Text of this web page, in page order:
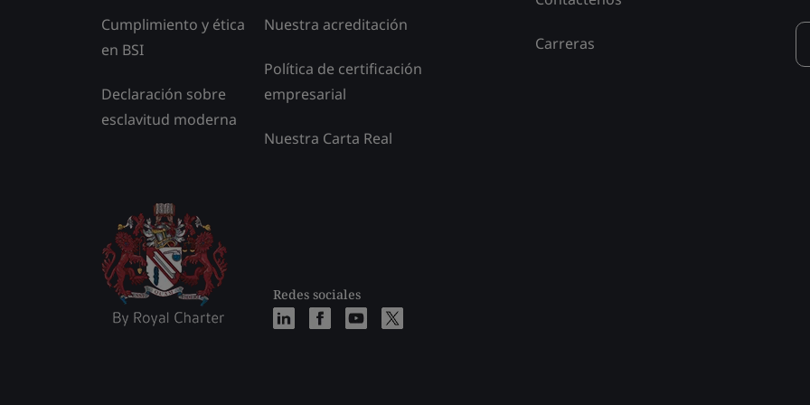
Cumplimiento y ética
en BSI
Declaración sobre
esclavitud moderna
Nuestra acreditación
Política de certificación
empresarial
Nuestra Carta Real
Redes sociales
Carreras